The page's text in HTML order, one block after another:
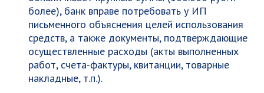
более), банк вправе потребовать у ИП
письменного объяснения целей использования
средств, а также документы, подтверждающие
осуществленные расходы (акты выполненных
работ, счета-фактуры, квитанции, товарные
накладные, т.п.).